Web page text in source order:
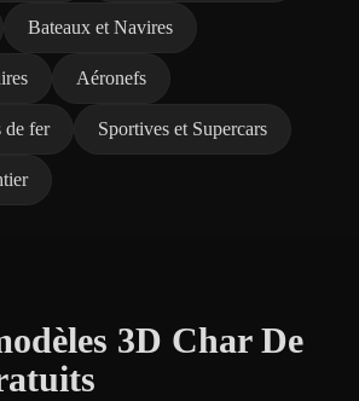
Bateaux et Navires
Aéronefs
de fer Sportives et Supercars
3D Char De